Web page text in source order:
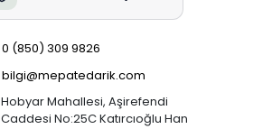
0 (850) 309 9826
bilgi@mepatedarik.com
Hobyar Mahallesi, Aşirefendi
Caddesi No:25C Katırcıoğlu Han